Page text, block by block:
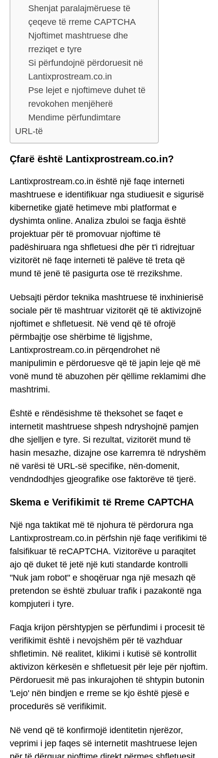
Shenjat paralajmëruese të
çeqeve të rreme CAPTCHA
Njoftimet mashtruese dhe
rreziqet e tyre
Si përfundojnë përdoruesit në
Lantixprostream.co.in
Pse lejet e njoftimeve duhet të
revokohen menjëherë
Mendime përfundimtare
URL-të
Çfarë është Lantixprostream.co.in?
Lantixprostream.co.in është një faqe interneti
mashtruese e identifikuar nga studiuesit e sigurisë
kibernetike gjatë hetimeve mbi platformat e
dyshimta online. Analiza zbuloi se faqja është
projektuar për të promovuar njoftime të
padëshiruara nga shfletuesi dhe për t'i ridrejtuar
vizitorët në faqe interneti të palëve të treta që
mund të jenë të pasigurta ose të rrezikshme.
Uebsajti përdor teknika mashtruese të inxhinierisë
sociale për të mashtruar vizitorët që të aktivizojnë
njoftimet e shfletuesit. Në vend që të ofrojë
përmbajtje ose shërbime të ligjshme,
Lantixprostream.co.in përqendrohet në
manipulimin e përdoruesve që të japin leje që më
vonë mund të abuzohen për qëllime reklamimi dhe
mashtrimi.
Është e rëndësishme të theksohet se faqet e
internetit mashtruese shpesh ndryshojnë pamjen
dhe sjelljen e tyre. Si rezultat, vizitorët mund të
hasin mesazhe, dizajne ose karremra të ndryshëm
në varësi të URL-së specifike, nën-domenit,
vendndodhjes gjeografike ose faktorëve të tjerë.
Skema e Verifikimit të Rreme CAPTCHA
Një nga taktikat më të njohura të përdorura nga
Lantixprostream.co.in përfshin një faqe verifikimi të
falsifikuar të reCAPTCHA. Vizitorëve u paraqitet
ajo që duket të jetë një kuti standarde kontrolli
"Nuk jam robot" e shoqëruar nga një mesazh që
pretendon se është zbuluar trafik i pazakontë nga
kompjuteri i tyre.
Faqja krijon përshtypjen se përfundimi i procesit të
verifikimit është i nevojshëm për të vazhduar
shfletimin. Në realitet, klikimi i kutisë së kontrollit
aktivizon kërkesën e shfletuesit për leje për njoftim.
Përdoruesit më pas inkurajohen të shtypin butonin
'Lejo' nën bindjen e rreme se kjo është pjesë e
procedurës së verifikimit.
Në vend që të konfirmojë identitetin njerëzor,
veprimi i jep faqes së internetit mashtruese lejen